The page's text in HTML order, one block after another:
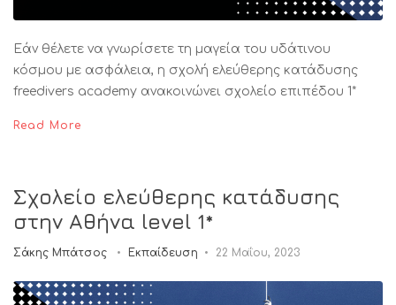
Εάν θέλετε να γνωρίσετε τη μαγεία του υδάτινου
κόσμου με ασφάλεια, η σχολή ελεύθερης κατάδυσης
freedivers academy ανακοινώνει σχολείο επιπέδου 1*
Read More
Σχολείο ελεύθερης κατάδυσης
στην Αθήνα level 1*
Σάκης Μπάτσος Εκπαίδευση 22 Μαΐου, 2023